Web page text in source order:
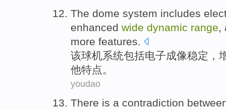
The dome system includes
enhanced wide dynamic range,
more features.
该球机系统包括电子成像稳定 ，
他特点。
youdao
There is a contradiction